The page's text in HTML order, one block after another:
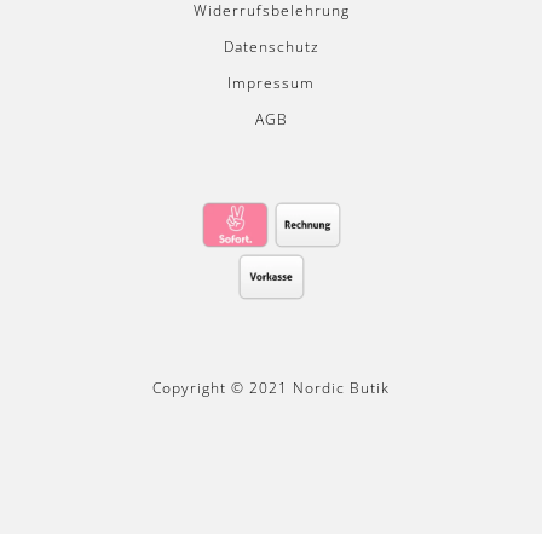
Widerrufsbelehrung
Datenschutz
Impressum
AGB
Copyright © 2021 Nordic Butik